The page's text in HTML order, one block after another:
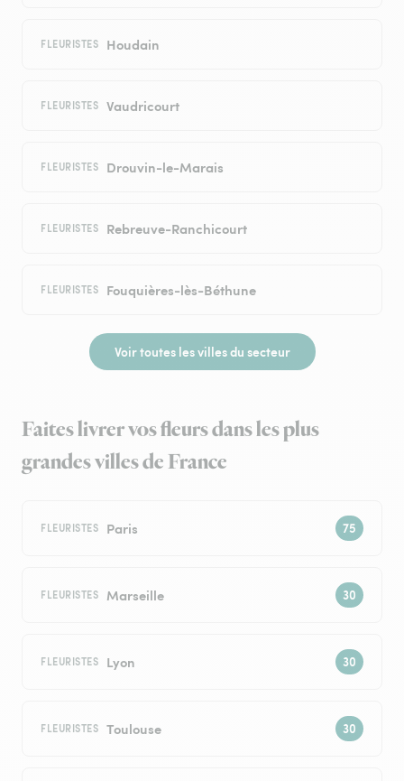
FLEURISTES Houdain
FLEURISTES Vaudricourt
FLEURISTES Drouvin-le-Marais
FLEURISTES Rebreuve-Ranchicourt
FLEURISTES Fouquières-lès-Béthune
Voir toutes les villes du secteur
Faites livrer vos fleurs dans les plus
grandes villes de France
FLEURISTES Paris
FLEURISTES Marseille
FLEURISTES Lyon
FLEURISTES Toulouse